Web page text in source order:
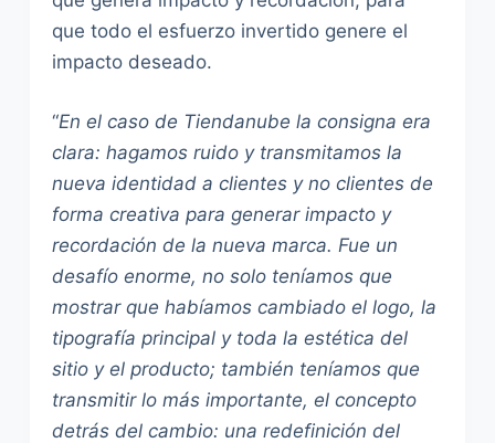
que todo el esfuerzo invertido genere el
impacto deseado.
“En el caso de Tiendanube la consigna era
clara: hagamos ruido y transmitamos la
nueva identidad a clientes y no clientes de
forma creativa para generar impacto y
recordación de la nueva marca. Fue un
desafío enorme, no solo teníamos que
mostrar que habíamos cambiado el logo, la
tipografía principal y toda la estética del
sitio y el producto; también teníamos que
transmitir lo más importante, el concepto
detrás del cambio: una redefinición del